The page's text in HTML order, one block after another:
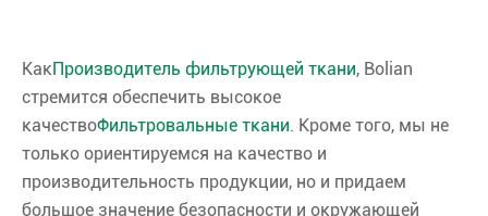
КакПроизводитель фильтрующей ткани, Bolian
стремится обеспечить высокое
качествоФильтровальные ткани. Кроме того, мы не
только ориентируемся на качество и
производительность продукции, но и придаем
большое значение безопасности и окружающей